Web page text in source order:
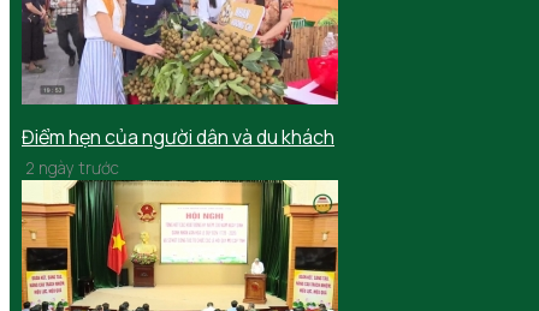
Điểm hẹn của người dân và du khách
2 ngày trước